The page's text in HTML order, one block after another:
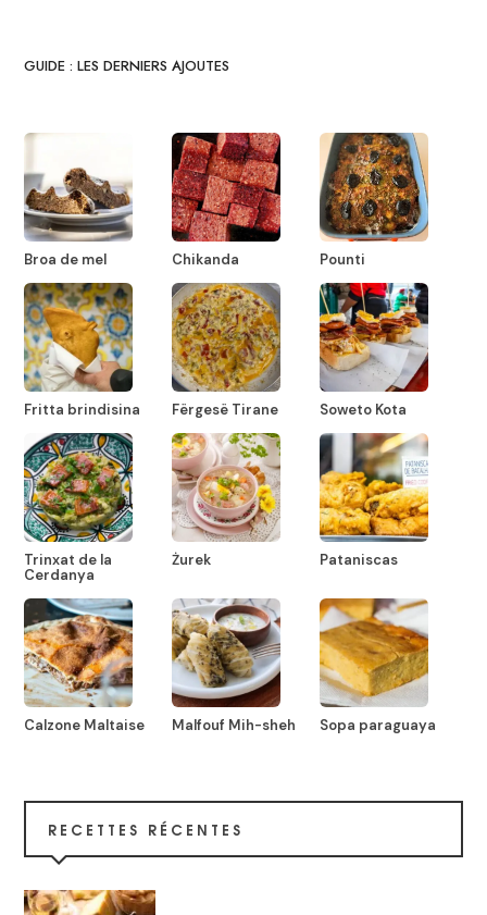
GUIDE : LES DERNIERS AJOUTES
Broa de mel Chikanda Pounti
Fritta brindisina Fërgesë Tirane Soweto Kota
Trinxat de la
Cerdanya
Żurek Pataniscas
Calzone Maltaise Malfouf Mih-sheh Sopa paraguaya
RECETTES RÉCENTES